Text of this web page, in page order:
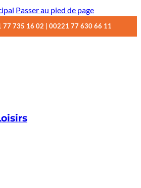
Passer au pied de page
735 16 02 | 00221 77 630 66 11